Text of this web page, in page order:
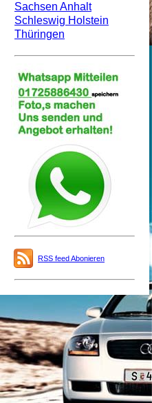
Sachsen Anhalt
Schleswig Holstein
Thüringen
RSS feed Abonieren